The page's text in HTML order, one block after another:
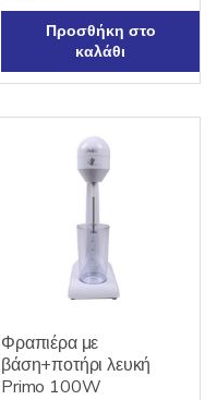
Προσθήκη στο
καλάθι
Φραπιέρα με
βάση+ποτήρι λευκή
Primo 100W